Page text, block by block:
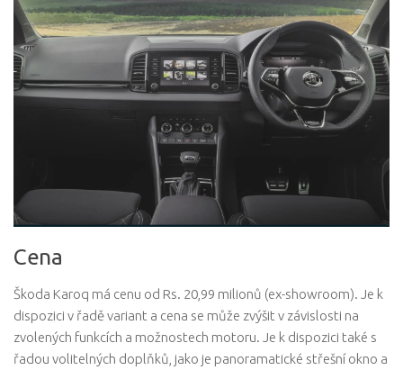
Cena
Škoda Karoq má cenu od Rs. 20,99 milionů (ex-showroom). Je k
dispozici v řadě variant a cena se může zvýšit v závislosti na
zvolených funkcích a možnostech motoru. Je k dispozici také s
řadou volitelných doplňků, jako je panoramatické střešní okno a